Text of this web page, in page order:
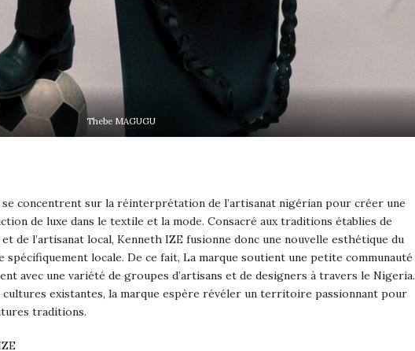
Thebe MAGUGU
concentrent sur la réinterprétation de l’artisanat nigérian pour créer une
de luxe dans le textile et la mode. Consacré aux traditions établies de
de l’artisanat local, Kenneth IZE fusionne donc une nouvelle esthétique du
spécifiquement locale. De ce fait, La marque soutient une petite communauté
avec une variété de groupes d’artisans et de designers à travers le Nigeria.
existantes, la marque espère révéler un territoire passionnant pour
traditions.